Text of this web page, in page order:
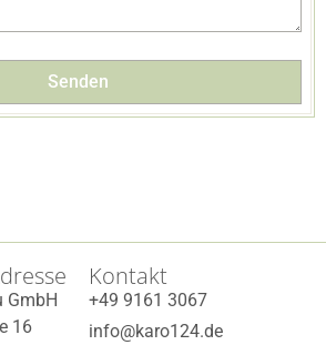
Senden
GmbH
16
Kontakt
+49 9161 3067
info@karo124.de